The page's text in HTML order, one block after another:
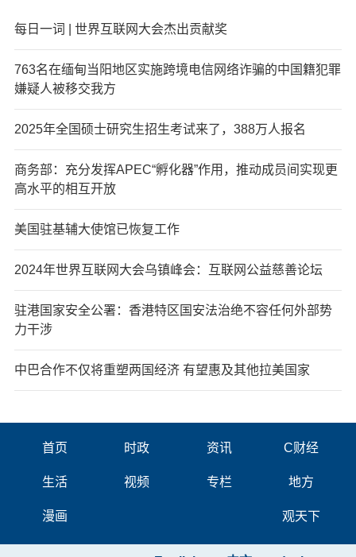
每日一词 | 世界互联网大会杰出贡献奖
763名在缅甸当阳地区实施跨境电信网络诈骗的中国籍犯罪
嫌疑人被移交我方
2025年全国硕士研究生招生考试来了，388万人报名
商务部：充分发挥APEC“孵化器”作用，推动成员间实现更
高水平的相互开放
美国驻基辅大使馆已恢复工作
2024年世界互联网大会乌镇峰会：互联网公益慈善论坛
驻港国家安全公署：香港特区国安法治绝不容任何外部势
力干涉
中巴合作不仅将重塑两国经济 有望惠及其他拉美国家
首页 时政 资讯 C财经
生活 视频 专栏 地方
漫画 观天下